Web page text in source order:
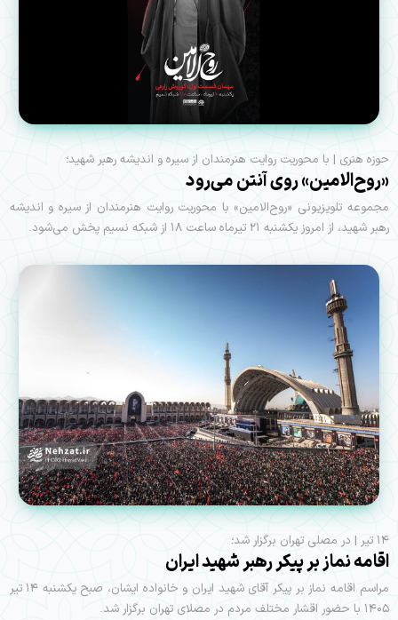
حوزه هنری | با محوریت روایت هنرمندان از سیره و اندیشه رهبر شهید؛
«روح‌الامین» روی آنتن می‌رود
مجموعه تلویزیونی «روح‌الامین» با محوریت روایت هنرمندان از سیره و اندیشه
رهبر شهید، از امروز یکشنبه ۲۱ تیرماه ساعت ۱۸ از شبکه نسیم پخش می‌شود.
۱۴ تیر | در مصلی تهران برگزار شد؛
اقامه نماز بر پیکر رهبر شهید ایران
مراسم اقامه نماز بر پیکر آقای شهید ایران و خانواده ایشان، صبح یکشنبه ۱۴ تیر
۱۴۰۵ با حضور اقشار مختلف مردم در مصلای تهران برگزار شد.